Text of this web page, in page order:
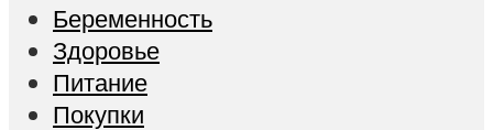
Беременность
Здоровье
Питание
Покупки